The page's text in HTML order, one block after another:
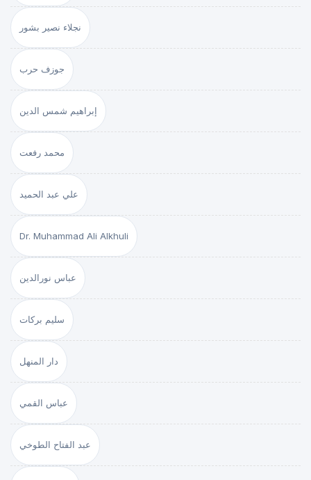
نجلاء نصير بشور
جوزف حرب
إبراهيم شمس الدين
محمد رفعت
علي عبد الحميد
Dr. Muhammad Ali Alkhuli
عباس نورالدين
سليم بركات
دار المنهل
عباس القمي
عبد الفتاح الطوخي